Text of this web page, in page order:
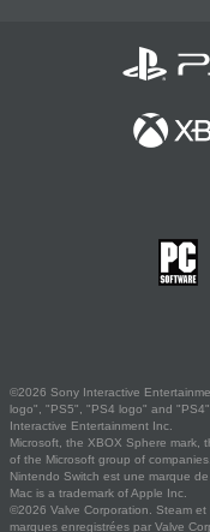
©2026 Sony Interactive
logo", "PS5", "PS4 logo" and
Interactive Entertainment Inc.
Microsoft, the XBOX Sphere mark,
of the Microsoft group of companies.
Nintendo Switch est une marque de
Mac is a trademark of Apple Inc.
©2026 Valve Corporation. Steam
marques enregistrées par Valve